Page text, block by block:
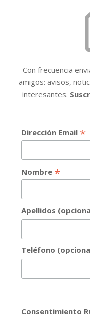
Con frecuencia
amigos: avisos,
interesantes.
Dirección Email *
Nombre *
Apellidos
Teléfono
Consentimiento